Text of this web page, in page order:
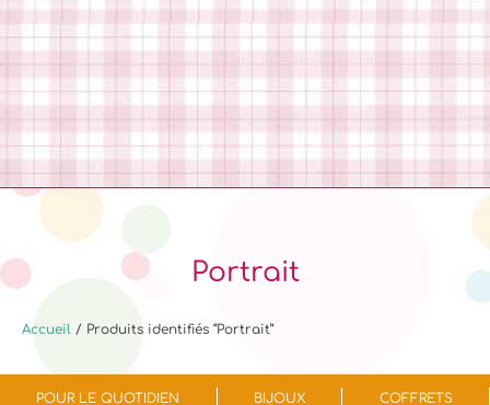
Portrait
Accueil / Produits identifiés “Portrait”
POUR LE QUOTIDIEN BIJOUX COFFRETS